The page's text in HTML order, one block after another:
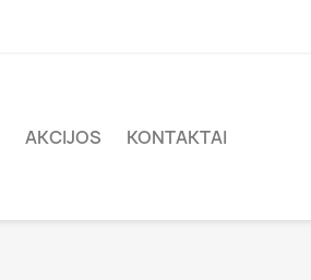
AKCIJOS KONTAKTAI